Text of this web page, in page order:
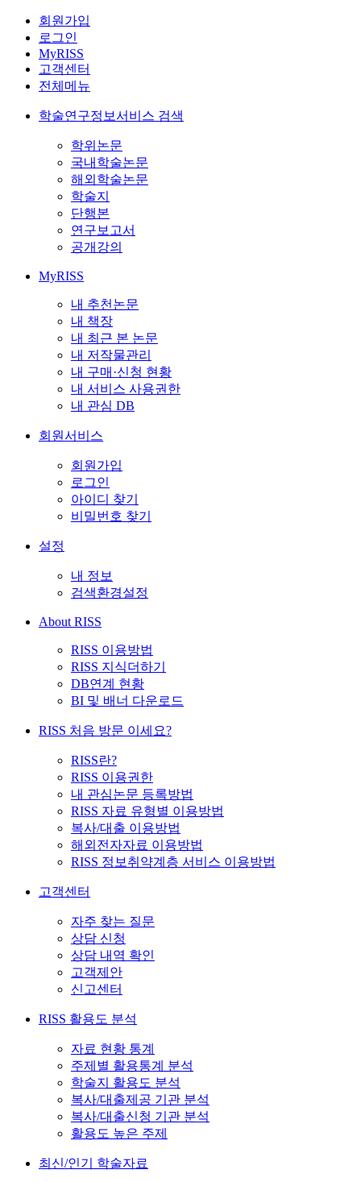
회원가입
로그인
MyRISS
고객센터
전체메뉴
학술연구정보서비스 검색
학위논문
국내학술논문
해외학술논문
학술지
단행본
연구보고서
공개강의
MyRISS
내 추천논문
내 책장
내 최근 본 논문
내 저작물관리
내 구매·신청 현황
내 서비스 사용권한
내 관심 DB
회원서비스
회원가입
로그인
아이디 찾기
비밀번호 찾기
설정
내 정보
검색환경설정
About RISS
RISS 이용방법
RISS 지식더하기
DB연계 현황
BI 및 배너 다운로드
RISS 처음 방문 이세요?
RISS란?
RISS 이용권한
내 관심논문 등록방법
RISS 자료 유형별 이용방법
복사/대출 이용방법
해외전자자료 이용방법
RISS 정보취약계층 서비스 이용방법
고객센터
자주 찾는 질문
상담 신청
상담 내역 확인
고객제안
신고센터
RISS 활용도 분석
자료 현황 통계
주제별 활용통계 분석
학술지 활용도 분석
복사/대출제공 기관 분석
복사/대출신청 기관 분석
활용도 높은 주제
최신/인기 학술자료